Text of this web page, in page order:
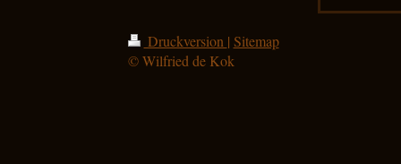
Druckversion | Sitemap
© Wilfried de Kok